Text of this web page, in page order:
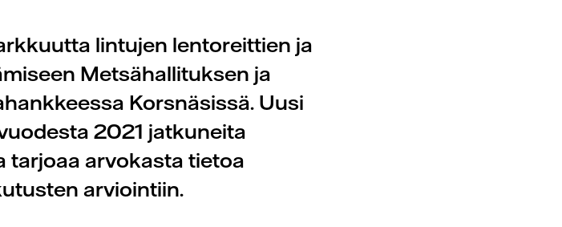
lintujen lentoreittien ja
Metsähallituksen ja
Korsnäsissä. Uusi
2021 jatkuneita
tarjoaa arvokasta tietoa
arviointiin.